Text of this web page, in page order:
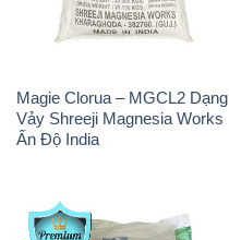
Magie Clorua – MGCL2 Dạng
Vảy Shreeji Magnesia Works
Ấn Độ India